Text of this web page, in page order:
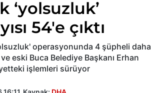
‘yolsuzluk’
54'e çıktı
operasyonunda 4 şüpheli daha
eski Buca Belediye Başkanı Erhan
işlemleri sürüyor